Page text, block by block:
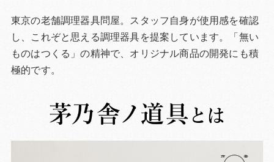
東京の老舗調理器具問屋。スタッフ自身が使用感を確認
し、これぞと思える調理器具を提案しています。「無い
ものはつくる」の精神で、オリジナル商品の開発にも積
極的です。